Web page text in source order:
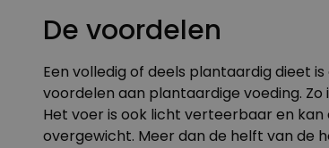
De voordelen
Een volledig of deels plantaardig dieet
voordelen aan plantaardige voeding.
Het voer is ook licht verteerbaar en
overgewicht. Meer dan de helft van de